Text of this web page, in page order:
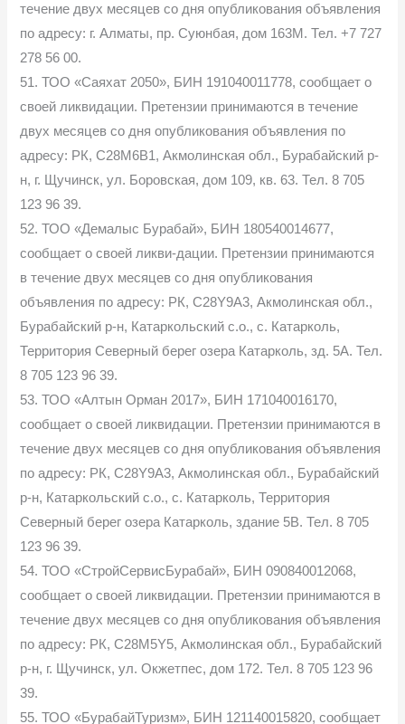
течение двух месяцев со дня опубликования объявления
по адресу: г. Алматы, пр. Суюнбая, дом 163М. Тел. +7 727
278 56 00.
51. ТОО «Саяхат 2050», БИН 191040011778, сообщает о
своей ликвидации. Претензии принимаются в течение
двух месяцев со дня опубликования объявления по
адресу: РК, C28M6B1, Акмолинская обл., Бурабайский р-
н, г. Щучинск, ул. Боровская, дом 109, кв. 63. Тел. 8 705
123 96 39.
52. ТОО «Демалыс Бурабай», БИН 180540014677,
сообщает о своей ликви-дации. Претензии принимаются
в течение двух месяцев со дня опубликования
объявления по адресу: РК, C28Y9A3, Акмолинская обл.,
Бурабайский р-н, Катаркольский с.о., с. Катарколь,
Территория Северный берег озера Катарколь, зд. 5А. Тел.
8 705 123 96 39.
53. ТОО «Алтын Орман 2017», БИН 171040016170,
сообщает о своей ликвидации. Претензии принимаются в
течение двух месяцев со дня опубликования объявления
по адресу: РК, C28Y9A3, Акмолинская обл., Бурабайский
р-н, Катаркольский с.о., с. Катарколь, Территория
Северный берег озера Катарколь, здание 5В. Тел. 8 705
123 96 39.
54. ТОО «СтройСервисБурабай», БИН 090840012068,
сообщает о своей ликвидации. Претензии принимаются в
течение двух месяцев со дня опубликования объявления
по адресу: РК, C28M5Y5, Акмолинская обл., Бурабайский
р-н, г. Щучинск, ул. Окжетпес, дом 172. Тел. 8 705 123 96
39.
55. ТОО «БурабайТуризм», БИН 121140015820, сообщает